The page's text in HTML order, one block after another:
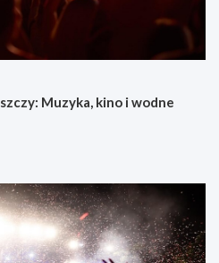
Muzyka, kino i wodne